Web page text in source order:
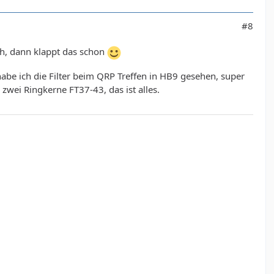
#8
dann klappt das schon
ich die Filter beim QRP Treffen in HB9 gesehen, super
Ringkerne FT37-43, das ist alles.